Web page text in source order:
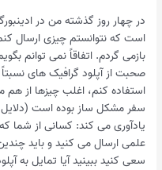
در چهار روز گذشته من در
است که نتوانستم چیزی ارسال
بازمی گردم. اتفاقاً نمی توانم
صحبت از آپلود گرافیک های
استفاده کنم، اغلب چیزها از هم
سفر مشکل ساز بوده است (دلایل
یادآوری می کند: کسانی از شما
علمی ارسال می کنید و باید